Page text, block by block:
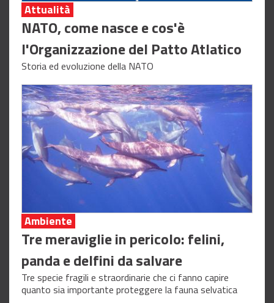
Attualità
NATO, come nasce e cos'è
l'Organizzazione del Patto Atlatico
Storia ed evoluzione della NATO
Ambiente
Tre meraviglie in pericolo: felini,
panda e delfini da salvare
Tre specie fragili e straordinarie che ci fanno capire
quanto sia importante proteggere la fauna selvatica